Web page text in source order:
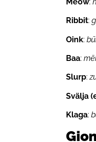
Ribbit:
Oink:
Baa:
Slurp:
Svälja
Klaga: